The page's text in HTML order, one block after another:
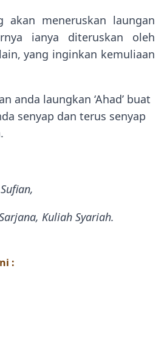
akan meneruskan laungan
ianya diteruskan oleh
yang inginkan kemuliaan
anda laungkan ‘Ahad’ buat
senyap dan terus senyap
Kuliah Syariah.
: